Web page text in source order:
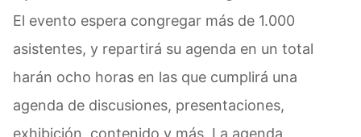
El evento espera congregar más de 1.000
asistentes, y repartirá su agenda en un total
harán ocho horas en las que cumplirá una
agenda de discusiones, presentaciones,
exhibición, contenido y más. La agenda